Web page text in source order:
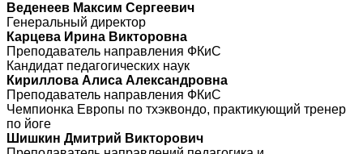
Веденеев Максим Сергеевич
Генеральный директор
Карцева Ирина Викторовна
Преподаватель направления ФКиС
Кандидат педагогических наук
Кириллова Алиса Александровна
Преподаватель направления ФКиС
Чемпионка Европы по тхэквондо, практикующий тренер
по йоге
Шишкин Дмитрий Викторович